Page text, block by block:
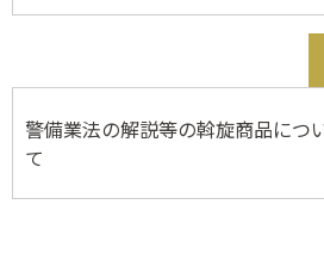
警備業法の解説等の斡旋商品につ
て